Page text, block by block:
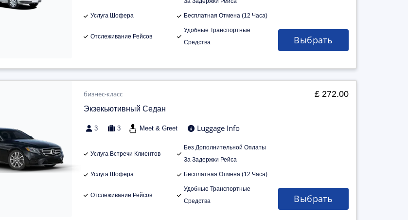
Услуга Шофера Бесплатная Отмена (12 Часа)
Отслеживание Рейсов
Удобные Транспортные
Средства
Выбрать
бизнес-класс
Экзекьютивный Седан
3 3 Meet & Greet Luggage Info
Услуга Встречи Клиентов
Без Дополнительной Оплаты
За Задержки Рейса
Услуга Шофера Бесплатная Отмена (12 Часа)
Отслеживание Рейсов
Удобные Транспортные
Средства
£ 272.00
Выбрать